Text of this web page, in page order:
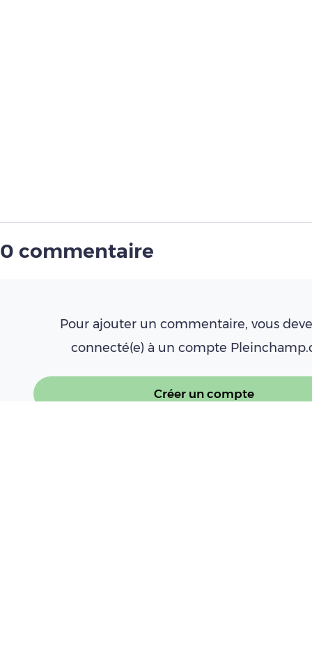
0 commentaire
Pour ajouter un commentaire, vous
connecté(e) à un compte
Créer un compte